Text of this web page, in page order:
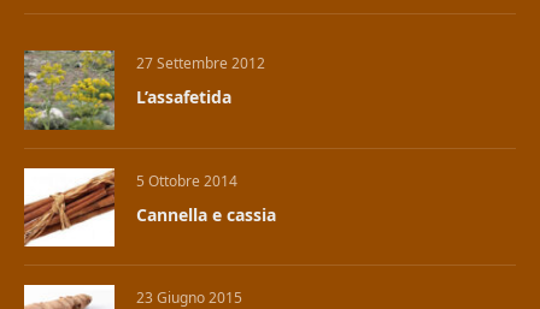
27 Settembre 2012
L’assafetida
5 Ottobre 2014
Cannella e cassia
23 Giugno 2015